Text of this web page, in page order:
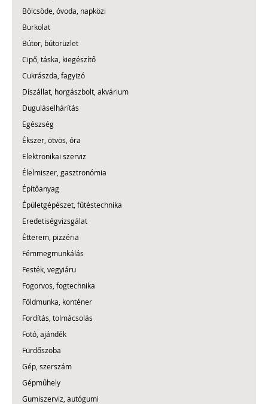
Bölcsöde, óvoda, napközi
Burkolat
Bútor, bútorüzlet
Cipő, táska, kiegészítő
Cukrászda, fagyizó
Díszállat, horgászbolt, akvárium
Duguláselhárítás
Egészség
Ékszer, ötvös, óra
Elektronikai szerviz
Élelmiszer, gasztronómia
Építőanyag
Épületgépészet, fűtéstechnika
Eredetiségvizsgálat
Étterem, pizzéria
Fémmegmunkálás
Festék, vegyiáru
Fogorvos, fogtechnika
Földmunka, konténer
Fordítás, tolmácsolás
Fotó, ajándék
Fürdőszoba
Gép, szerszám
Gépműhely
Gumiszerviz, autógumi